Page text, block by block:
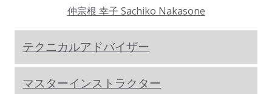
仲宗根 幸子 Sachiko Nakasone
テクニカルアドバイザー
マスターインストラクター